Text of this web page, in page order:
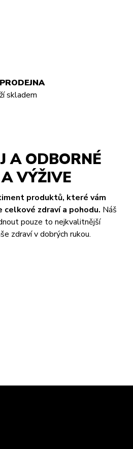
skladem
A ODBORNÉ
VÝŽIVE
produktů, které vám
zdraví a pohodu. Náš
pouze to nejkvalitnější
zdraví v dobrých rukou.